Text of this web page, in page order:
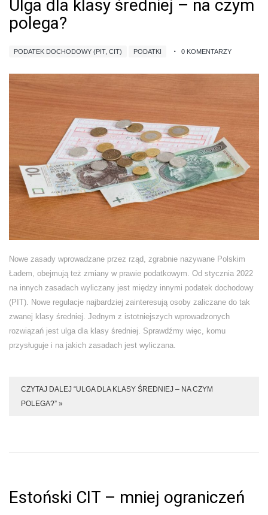
Ulga dla klasy średniej – na czym
polega?
PODATEK DOCHODOWY (PIT, CIT) PODATKI 0 KOMENTARZY
Nowe zasady wprowadzane przez rząd, zgrabnie nazywane Polskim
Ładem, obejmują też zmiany w prawie podatkowym. Od stycznia 2022
na innych zasadach wyliczany jest między innymi podatek dochodowy
(PIT). Nowe regulacje najbardziej zainteresują osoby zaliczane do tak
zwanej klasy średniej. Jednym z istotniejszych wprowadzonych
rozwiązań jest ulga dla klasy średniej. Sprawdźmy więc, komu
przysługuje i na jakich zasadach jest wyliczana.
CZYTAJ DALEJ “ULGA DLA KLASY ŚREDNIEJ – NA CZYM
POLEGA?” »
Estoński CIT – mniej ograniczeń